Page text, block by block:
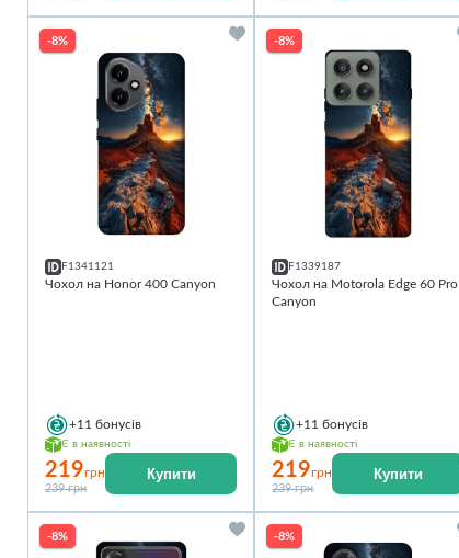
-8%
F1341121
Чохол на Honor 400 Canyon
+11 бонусів
Є в наявності
219грн
239 грн
Купити
-8%
F1339187
Чохол на Motorola Edge 60 Pro
Canyon
+11 бонусів
Є в наявності
219грн
239 грн
Купити
-8% -8%